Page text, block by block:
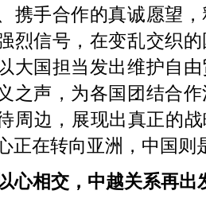
携手合作的真诚愿望
烈信号，在变乱交织
大国担当发出维护自
之声，为各国团结合
周边，展现出真正的
正在转向亚洲，中国则
心相交，中越关系再出